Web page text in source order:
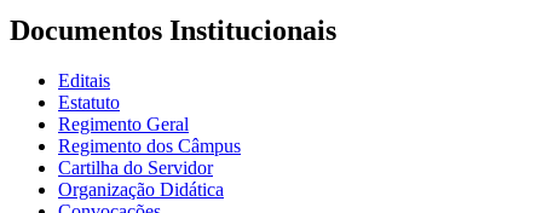
Documentos Institucionais
Editais
Estatuto
Regimento Geral
Regimento dos Câmpus
Cartilha do Servidor
Organização Didática